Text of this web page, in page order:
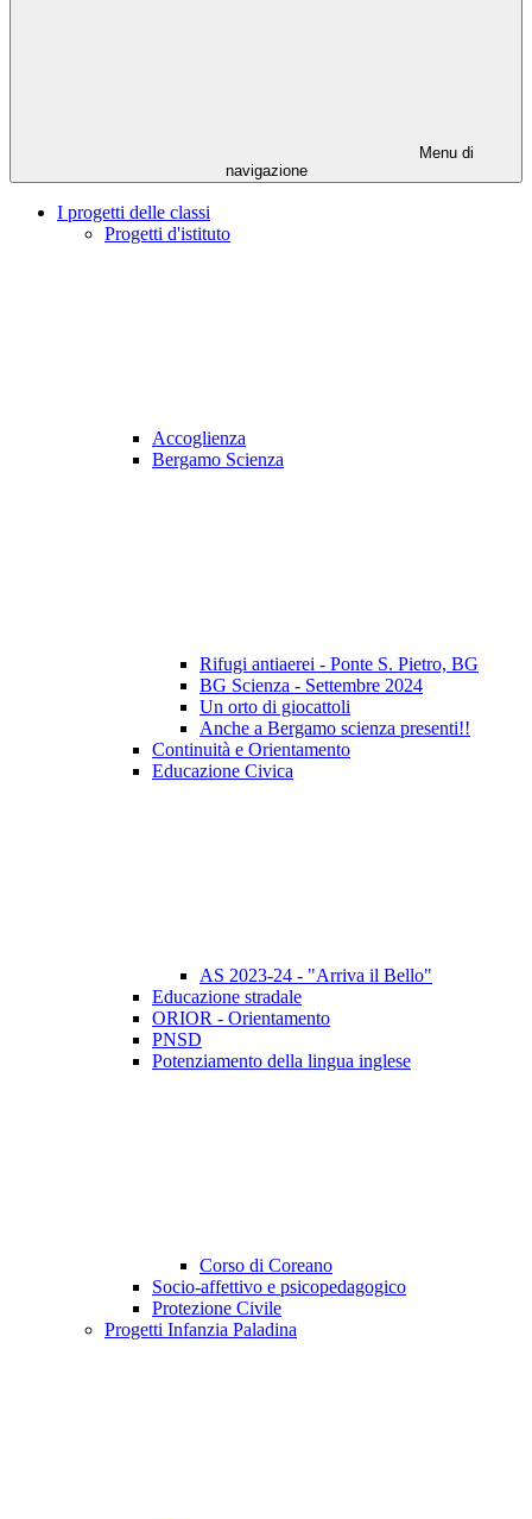
Menu di
navigazione
I progetti delle classi
Progetti d'istituto
Accoglienza
Bergamo Scienza
Rifugi antiaerei - Ponte S. Pietro, BG
BG Scienza - Settembre 2024
Un orto di giocattoli
Anche a Bergamo scienza presenti!!
Continuità e Orientamento
Educazione Civica
AS 2023-24 - "Arriva il Bello"
Educazione stradale
ORIOR - Orientamento
PNSD
Potenziamento della lingua inglese
Corso di Coreano
Socio-affettivo e psicopedagogico
Protezione Civile
Progetti Infanzia Paladina